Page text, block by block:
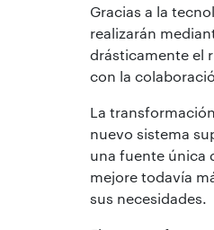
Gracias a la
realizarán
drásticamente el
con la
La
nuevo sistema
una fuente única
mejore todavía
sus necesidades.